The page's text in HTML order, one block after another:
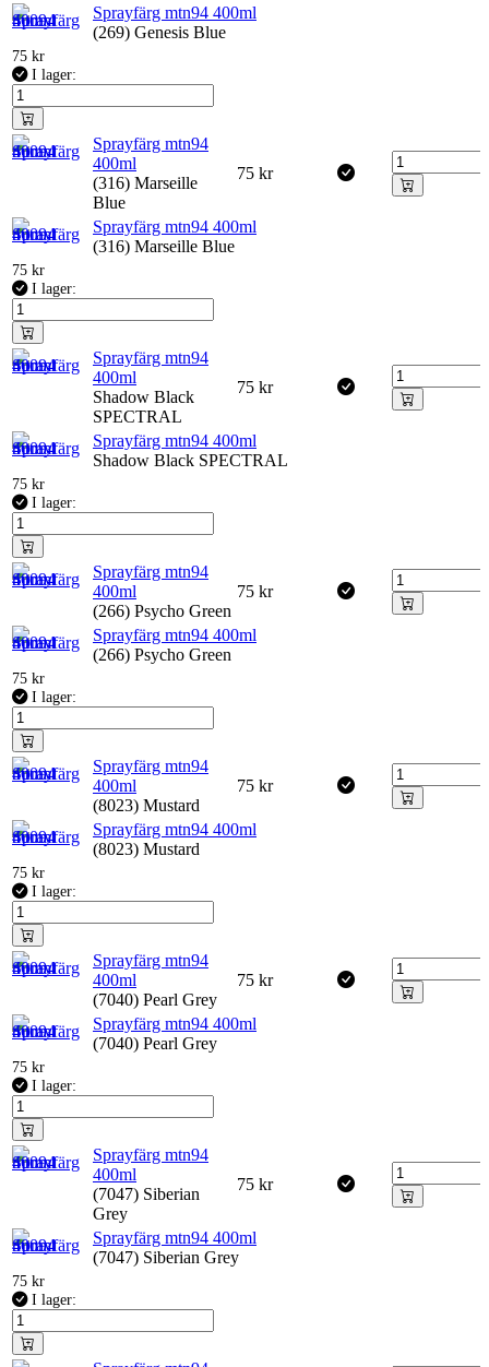
Sprayfärg mtn94 400ml
(269) Genesis Blue
75 kr
I lager:
Sprayfärg mtn94
400ml
(316) Marseille
Blue
75 kr
Sprayfärg mtn94 400ml
(316) Marseille Blue
75 kr
I lager:
Sprayfärg mtn94
400ml
Shadow Black
SPECTRAL
75 kr
Sprayfärg mtn94 400ml
Shadow Black SPECTRAL
75 kr
I lager:
Sprayfärg mtn94
400ml
(266) Psycho Green
75 kr
Sprayfärg mtn94 400ml
(266) Psycho Green
75 kr
I lager:
Sprayfärg mtn94
400ml
(8023) Mustard
75 kr
Sprayfärg mtn94 400ml
(8023) Mustard
75 kr
I lager:
Sprayfärg mtn94
400ml
(7040) Pearl Grey
75 kr
Sprayfärg mtn94 400ml
(7040) Pearl Grey
75 kr
I lager:
Sprayfärg mtn94
400ml
(7047) Siberian
Grey
75 kr
Sprayfärg mtn94 400ml
(7047) Siberian Grey
75 kr
I lager: